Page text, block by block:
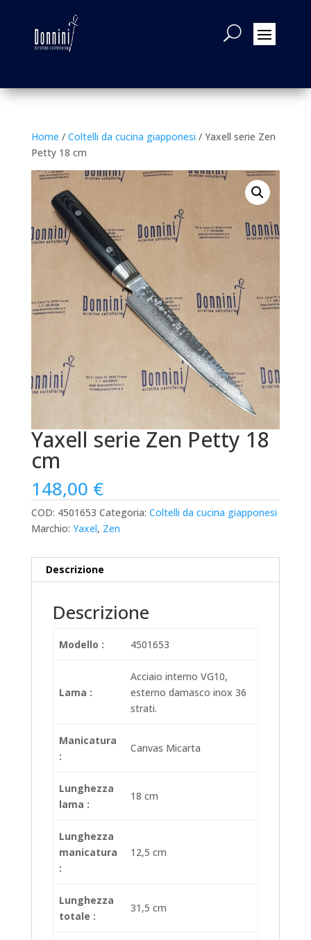
Home / Coltelli da cucina giapponesi / Yaxell serie Zen
Petty 18 cm
Yaxell serie Zen Petty 18
cm
148,00 €
COD: 4501653 Categoria: Coltelli da cucina giapponesi
Marchio: Yaxel, Zen
Descrizione
Descrizione
Modello : 4501653
Lama :
Acciaio interno VG10,
esterno damasco inox 36
strati.
Manicatura
:
Canvas Micarta
Lunghezza
lama :
18 cm
Lunghezza
manicatura
:
12,5 cm
Lunghezza
totale :
31,5 cm